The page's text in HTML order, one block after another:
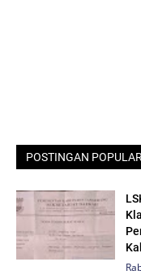
POSTINGAN POPULAR